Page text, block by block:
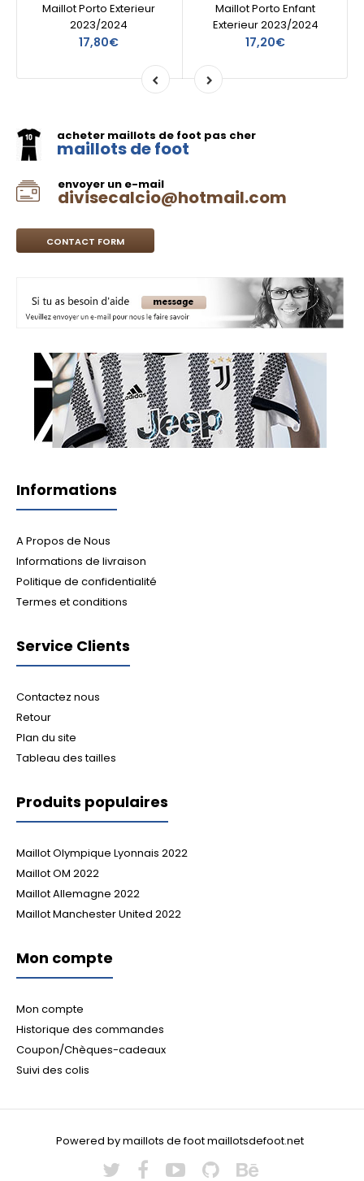
Maillot Porto Exterieur
2023/2024
17,80€
Maillot Porto Enfant
Exterieur 2023/2024
17,20€
acheter maillots de foot pas cher
maillots de foot
envoyer un e-mail
divisecalcio@hotmail.com
CONTACT FORM
Informations
A Propos de Nous
Informations de livraison
Politique de confidentialité
Termes et conditions
Service Clients
Contactez nous
Retour
Plan du site
Tableau des tailles
Produits populaires
Maillot Olympique Lyonnais 2022
Maillot OM 2022
Maillot Allemagne 2022
Maillot Manchester United 2022
Mon compte
Mon compte
Historique des commandes
Coupon/Chèques-cadeaux
Suivi des colis
Powered by maillots de foot maillotsdefoot.net